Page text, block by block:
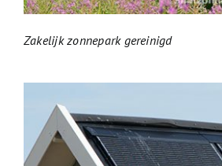
Zakelijk zonnepark gereinigd